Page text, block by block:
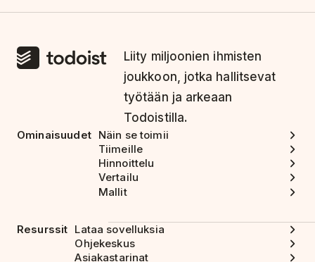
Liity miljoonien ihmisten
joukkoon, jotka hallitsevat
työtään ja arkeaan
Todoistilla.
Ominaisuudet Näin se toimii
Tiimeille
Hinnoittelu
Vertailu
Mallit
Resurssit Lataa sovelluksia
Ohjekeskus
Asiakastarinat